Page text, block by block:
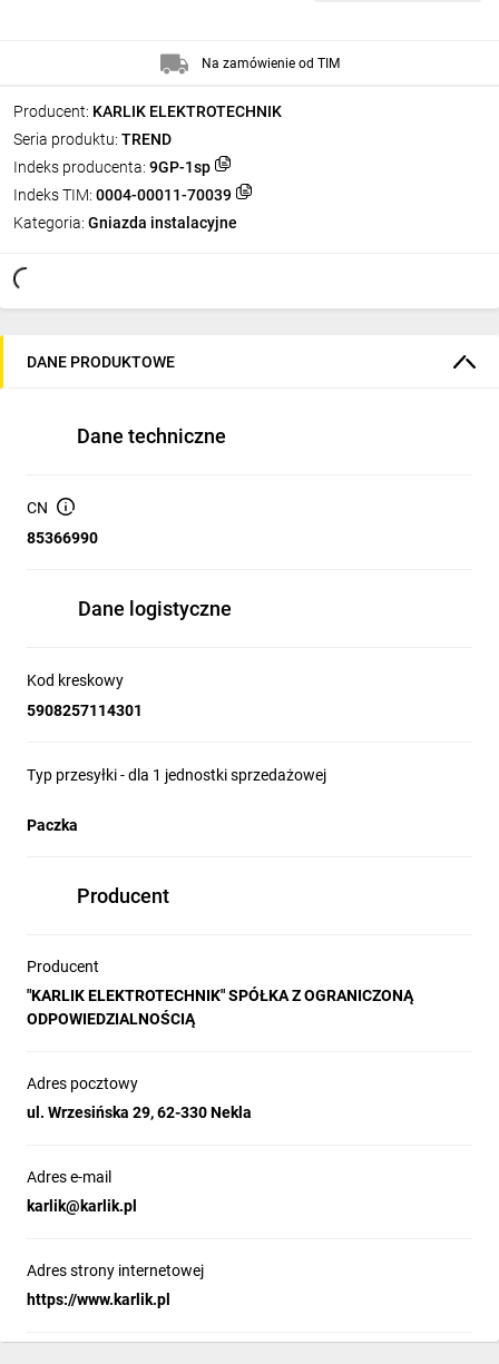
Producent: KARLIK ELEKTROTECHNIK
Seria produktu: TREND
Indeks producenta: 9GP-1sp
Indeks TIM: 0004-00011-70039
Kategoria: Gniazda instalacyjne
Na zamówienie od TIM
DANE PRODUKTOWE
Dane techniczne
CN
85366990
Dane logistyczne
Kod kreskowy
5908257114301
Typ przesyłki - dla 1 jednostki sprzedażowej
Paczka
Producent
Producent
"KARLIK ELEKTROTECHNIK" SPÓŁKA Z OGRANICZONĄ
ODPOWIEDZIALNOŚCIĄ
Adres pocztowy
ul. Wrzesińska 29, 62-330 Nekla
Adres e-mail
karlik@karlik.pl
Adres strony internetowej
https://www.karlik.pl